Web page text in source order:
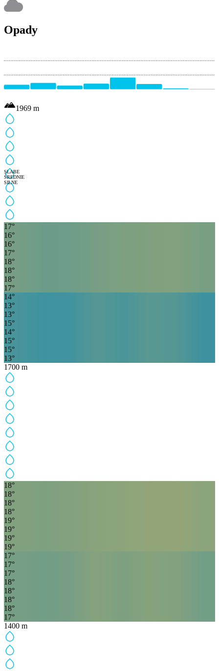
Opady
SŁABE
ŚREDNIE
SILNE
1969 m
17°
16°
16°
17°
18°
18°
18°
17°
14°
13°
13°
15°
14°
15°
15°
13°
1700 m
18°
18°
18°
18°
19°
19°
19°
19°
17°
17°
17°
18°
18°
18°
18°
17°
1400 m